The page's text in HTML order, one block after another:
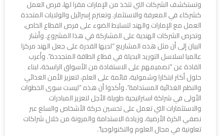
وتستكشف الشركات التي تتخذ من الإمارات مقرا لها، فرص العمل
كشركاء في المعرفة والاستثمار. وتعتزم إسرائيل والولايات المتحدة
العمل مع الإمارات والهند لتسليط الضوء على فرص القطاع الخاص،
وتحرص الشركات الهندية على المشاركة في هذا المشروع. وأشار
البيان إلى أن مثل هذه المشاريع “لديها القدرة على جعل الهند مركزا
عالميا لسلاسل التوريد البديلة في قطاع الطاقة المتجددة”. وأعرب
القادة عن “تصميمهم على الاستفادة من الأسواق الراسخة، لبناء
حلول أكثر ابتكارا وشمولية، قائمة على العلم، لتعزيز الأمن الغذائي
والنظم الغذائية المستدامة”. وأكدوا أن هذه “ليست سوى الخطوات
الأولى في شراكة استراتيجية طويلة الأجل لتعزيز المبادرات
والاستثمارات التي تعمل على تحسين حركة الأشخاص والسلع عبر
نصفي الكرة الأرضية، وزيادة الاستدامة والمرونة من خلال شراكات
تعاونية في مجال العلوم والتكنولوجيا“.